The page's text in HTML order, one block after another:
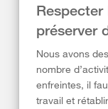
préserver
Nous avons
nombre
enfreintes, il
travail et